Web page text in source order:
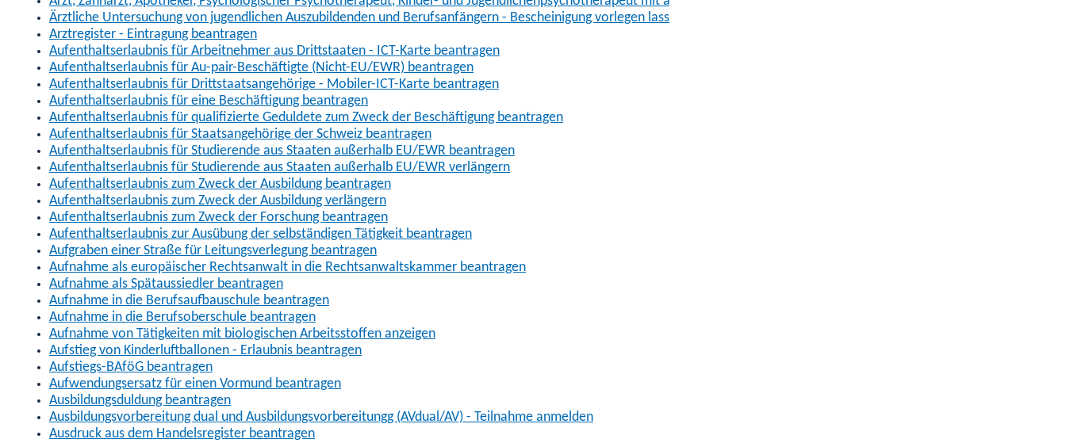
Ärztliche Untersuchung von jugendlichen Auszubildenden und Berufsanfängern - Bescheinigung vorlegen lassen
Arztregister - Eintragung beantragen
Aufenthaltserlaubnis für Arbeitnehmer aus Drittstaaten - ICT-Karte beantragen
Aufenthaltserlaubnis für Au-pair-Beschäftigte (Nicht-EU/EWR) beantragen
Aufenthaltserlaubnis für Drittstaatsangehörige - Mobiler-ICT-Karte beantragen
Aufenthaltserlaubnis für eine Beschäftigung beantragen
Aufenthaltserlaubnis für qualifizierte Geduldete zum Zweck der Beschäftigung beantragen
Aufenthaltserlaubnis für Staatsangehörige der Schweiz beantragen
Aufenthaltserlaubnis für Studierende aus Staaten außerhalb EU/EWR beantragen
Aufenthaltserlaubnis für Studierende aus Staaten außerhalb EU/EWR verlängern
Aufenthaltserlaubnis zum Zweck der Ausbildung beantragen
Aufenthaltserlaubnis zum Zweck der Ausbildung verlängern
Aufenthaltserlaubnis zum Zweck der Forschung beantragen
Aufenthaltserlaubnis zur Ausübung der selbständigen Tätigkeit beantragen
Aufgraben einer Straße für Leitungsverlegung beantragen
Aufnahme als europäischer Rechtsanwalt in die Rechtsanwaltskammer beantragen
Aufnahme als Spätaussiedler beantragen
Aufnahme in die Berufsaufbauschule beantragen
Aufnahme in die Berufsoberschule beantragen
Aufnahme von Tätigkeiten mit biologischen Arbeitsstoffen anzeigen
Aufstieg von Kinderluftballonen - Erlaubnis beantragen
Aufstiegs-BAföG beantragen
Aufwendungsersatz für einen Vormund beantragen
Ausbildungsduldung beantragen
Ausbildungsvorbereitung dual und Ausbildungsvorbereitungg (AVdual/AV) - Teilnahme anmelden
Ausdruck aus dem Handelsregister beantragen